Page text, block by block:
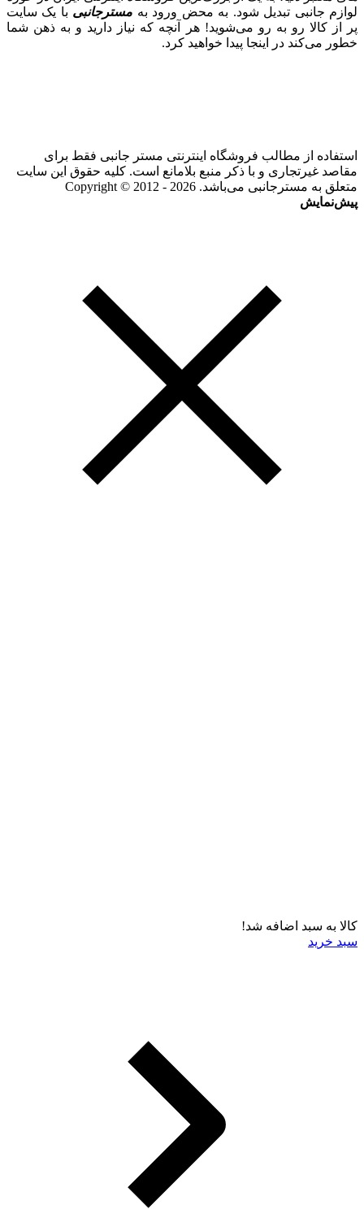
لوازم جانبی تبدیل شود. به محض ورود به مسترجانبی با یک سایت
پر از کالا رو به رو می‌شوید! هر آنچه که نیاز دارید و به ذهن شما
خطور می‌کند در اینجا پیدا خواهید کرد.
استفاده از مطالب فروشگاه اینترنتی مستر جانبی فقط برای
مقاصد غیرتجاری و با ذکر منبع بلامانع است. کلیه حقوق این سایت
متعلق به مسترجانبی می‌باشد. Copyright © 2012 - 2026
پیش‌نمایش
کالا به سبد اضافه شد!
سبد خرید